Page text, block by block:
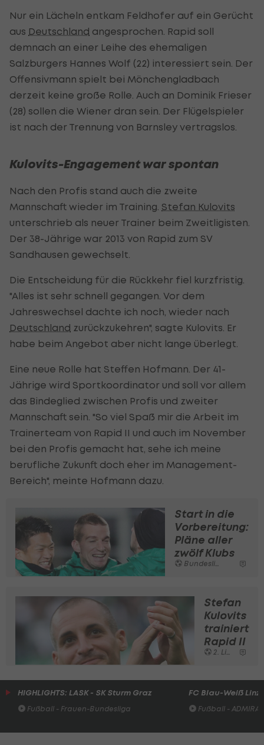
Nur ein Lächeln entkam Feldhofer auf ein Gerücht
aus Deutschland angesprochen. Rapid soll
demnach an einer Leihe des ehemaligen
Salzburgers Hannes Wolf (22) interessiert sein. Der
Offensivmann spielt bei Mönchengladbach
derzeit keine große Rolle. Auch an Dominik Frieser
(28) sollen die Wiener dran sein. Der Flügelspieler
ist nach der Trennung von Barnsley vertragslos.
Kulovits-Engagement war spontan
Nach den Profis stand auch die zweite
Mannschaft wieder im Training. Stefan Kulovits
unterschrieb als neuer Trainer beim Zweitligisten.
Der 38-Jährige war 2013 von Rapid zum SV
Sandhausen gewechselt.
Die Entscheidung für die Rückkehr fiel kurzfristig.
"Alles ist sehr schnell gegangen. Vor dem
Jahreswechsel dachte ich noch, wieder nach
Deutschland zurückzukehren", sagte Kulovits. Er
habe beim Angebot aber nicht lange überlegt.
Eine neue Rolle hat Steffen Hofmann. Der 41-
Jährige wird Sportkoordinator und soll vor allem
das Bindeglied zwischen Profis und zweiter
Mannschaft sein. "So viel Spaß mir die Arbeit im
Trainerteam von Rapid II und auch im November
bei den Profis gemacht hat, sehe ich meine
berufliche Zukunft doch eher im Management-
Bereich", meinte Hofmann dazu.
Start in die
Vorbereitung:
Pläne aller
zwölf Klubs
Bundesliga
Stefan
Kulovits
trainiert
Rapid II
2. Liga
HIGHLIGHTS: LASK - SK Sturm Graz
Fußball - Frauen-Bundesliga
FC Blau-Weiß Linz
Fußball -